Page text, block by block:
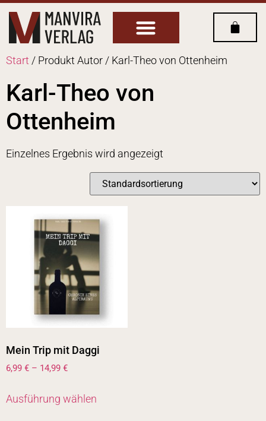
Start / Produkt Autor / Karl-Theo von Ottenheim
Karl-Theo von
Ottenheim
Einzelnes Ergebnis wird angezeigt
Mein Trip mit Daggi
6,99 € – 14,99 €
Ausführung wählen